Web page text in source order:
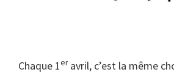
Chaque 1eravril, c’est la même